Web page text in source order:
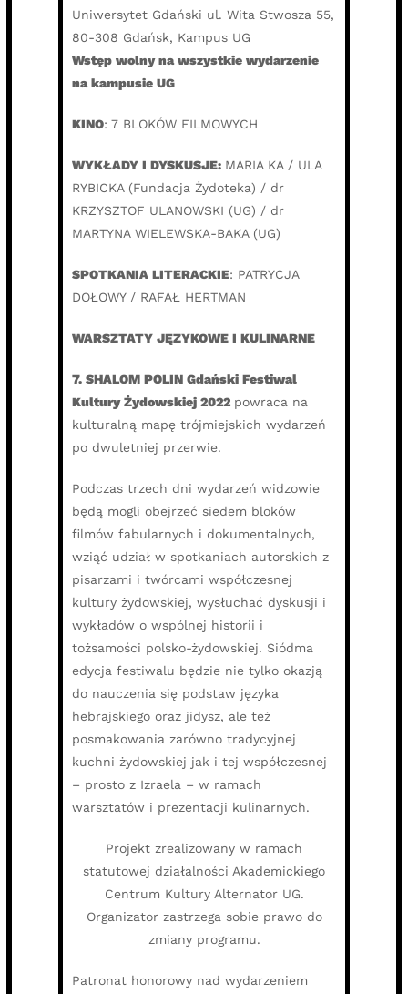
Uniwersytet Gdański ul. Wita Stwosza 55,
80-308 Gdańsk, Kampus UG
Wstęp wolny na wszystkie wydarzenie
na kampusie UG
KINO: 7 BLOKÓW FILMOWYCH
WYKŁADY I DYSKUSJE: MARIA KA / ULA
RYBICKA (Fundacja Żydoteka) / dr
KRZYSZTOF ULANOWSKI (UG) / dr
MARTYNA WIELEWSKA-BAKA (UG)
SPOTKANIA LITERACKIE: PATRYCJA
DOŁOWY / RAFAŁ HERTMAN
WARSZTATY JĘZYKOWE I KULINARNE
7. SHALOM POLIN Gdański Festiwal
Kultury Żydowskiej 2022 powraca na
kulturalną mapę trójmiejskich wydarzeń
po dwuletniej przerwie.
Podczas trzech dni wydarzeń widzowie
będą mogli obejrzeć siedem bloków
filmów fabularnych i dokumentalnych,
wziąć udział w spotkaniach autorskich z
pisarzami i twórcami współczesnej
kultury żydowskiej, wysłuchać dyskusji i
wykładów o wspólnej historii i
tożsamości polsko-żydowskiej. Siódma
edycja festiwalu będzie nie tylko okazją
do nauczenia się podstaw języka
hebrajskiego oraz jidysz, ale też
posmakowania zarówno tradycyjnej
kuchni żydowskiej jak i tej współczesnej
– prosto z Izraela – w ramach
warsztatów i prezentacji kulinarnych.
Projekt zrealizowany w ramach
statutowej działalności Akademickiego
Centrum Kultury Alternator UG.
Organizator zastrzega sobie prawo do
zmiany programu.
Patronat honorowy nad wydarzeniem